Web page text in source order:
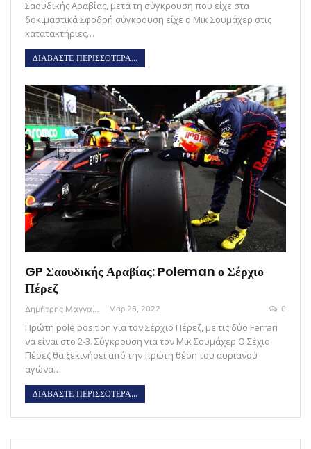
Σαουδικής Αραβίας, μετά τη σύγκρουση που είχε στα
δοκιμαστικά Σφοδρή σύγκρουση είχε ο Μικ Σουμάχερ στις
κατατακτήριες…
ΔΙΑΒΑΣΤΕ ΠΕΡΙΣΣΟΤΕΡΑ...
GP Σαουδικής Αραβίας: Poleman ο Σέρχιο
Πέρεζ
Δημήτρης Μαγγανάρης Μαρ 26, 2022 0
Πρώτη pole position για τον Σέρχιο Πέρεζ, με τις δύο Ferrari
να είναι στο 2-3. Σύγκρουση για τον Μικ Σουμάχερ Ο Σέχιο
Πέρεζ θα ξεκινήσει από την πρώτη θέση του αυριανού
αγώνα…
ΔΙΑΒΑΣΤΕ ΠΕΡΙΣΣΟΤΕΡΑ...